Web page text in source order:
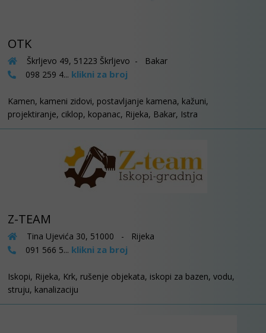
OTK
Škrljevo 49, 51223 Škrljevo - Bakar
098 259 4... klikni za broj
Kamen, kameni zidovi, postavljanje kamena, kažuni,
projektiranje, ciklop, kopanac, Rijeka, Bakar, Istra
Z-TEAM
Tina Ujevića 30, 51000 - Rijeka
091 566 5... klikni za broj
Iskopi, Rijeka, Krk, rušenje objekata, iskopi za bazen, vodu,
struju, kanalizaciju